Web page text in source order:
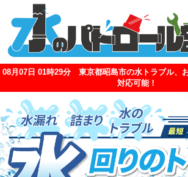
08月07日 01時29分 東京都昭島市の水トラブル、
対応可能！